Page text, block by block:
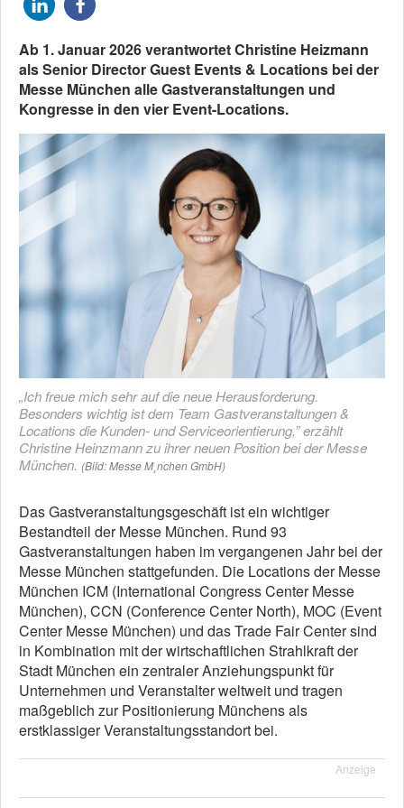
Ab 1. Januar 2026 verantwortet Christine Heizmann
als Senior Director Guest Events & Locations bei der
Messe München alle Gastveranstaltungen und
Kongresse in den vier Event-Locations.
„Ich freue mich sehr auf die neue Herausforderung.
Besonders wichtig ist dem Team Gastveranstaltungen &
Locations die Kunden- und Serviceorientierung,” erzählt
Christine Heinzmann zu ihrer neuen Position bei der Messe
München. (Bild: Messe M¸nchen GmbH)
Das Gastveranstaltungsgeschäft ist ein wichtiger
Bestandteil der Messe München. Rund 93
Gastveranstaltungen haben im vergangenen Jahr bei der
Messe München stattgefunden. Die Locations der Messe
München ICM (International Congress Center Messe
München), CCN (Conference Center North), MOC (Event
Center Messe München) und das Trade Fair Center sind
in Kombination mit der wirtschaftlichen Strahlkraft der
Stadt München ein zentraler Anziehungspunkt für
Unternehmen und Veranstalter weltweit und tragen
maßgeblich zur Positionierung Münchens als
erstklassiger Veranstaltungsstandort bei.
Anzeige